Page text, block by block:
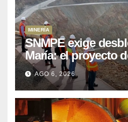
MINERÍA
SNMPE exige
María: el proyecto
que Perú lleva 15
posponiendo
AGO 6, 2026